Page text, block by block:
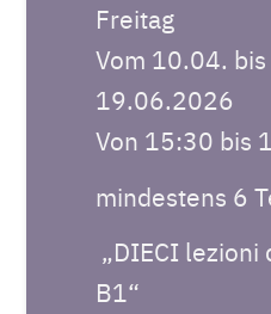
Freitag
Vom 10.04. bis
19.06.2026
Von 15:30 bis
mindestens 6
„DIECI lezioni
B1“